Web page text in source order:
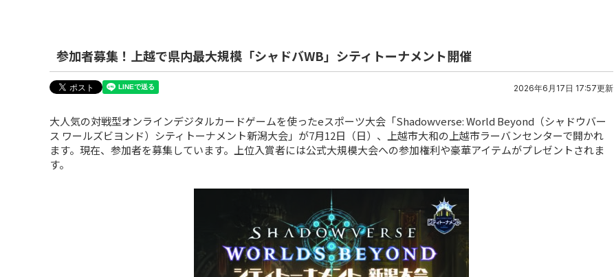
参加者募集！上越で県内最大規模「シャドバWB」シティトーナメント開催
2026年6月17日 17:57更新
大人気の対戦型オンラインデジタルカードゲームを使ったeスポーツ大会「Shadowverse: World Beyond（シャドウバー
ス ワールズビヨンド）シティトーナメント新潟大会」が7月12日（日）、上越市大和の上越市ラーバンセンターで開かれ
ます。現在、参加者を募集しています。上位入賞者には公式大規模大会への参加権利や豪華アイテムがプレゼントされま
す。